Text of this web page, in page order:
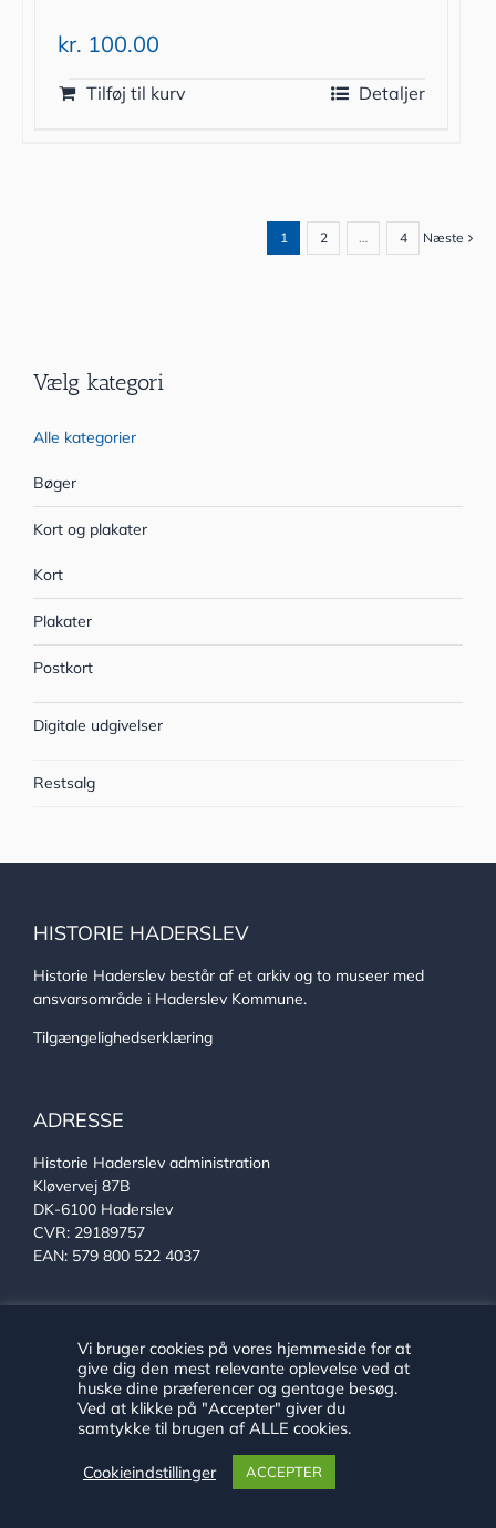
kr. 100.00
Tilføj til kurv Detaljer
1 2 … 4 Næste
Vælg kategori
Alle kategorier
Bøger
Kort og plakater
Kort
Plakater
Postkort
Digitale udgivelser
Restsalg
HISTORIE HADERSLEV
Historie Haderslev består af et arkiv og to museer med
ansvarsområde i Haderslev Kommune.
Tilgængelighedserklæring
ADRESSE
Historie Haderslev administration
Kløvervej 87B
DK-6100 Haderslev
CVR: 29189757
EAN: 579 800 522 4037
KONTAKT
Se alle vores medarbejdere
Telefon:+45 24 89 79 29
E-mail:arkiv@haderslev.dk
Find os på Instagram
Vi bruger cookies på vores hjemmeside for at
give dig den mest relevante oplevelse ved at
huske dine præferencer og gentage besøg.
Ved at klikke på "Accepter" giver du
samtykke til brugen af ALLE cookies.
Cookieindstillinger ACCEPTER